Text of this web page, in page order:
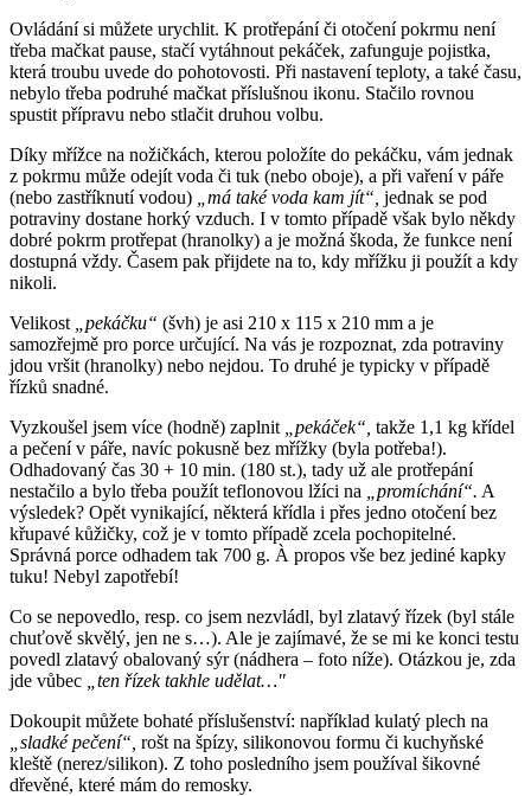
Ovládání si můžete urychlit. K protřepání či otočení pokrmu není
třeba mačkat pause, stačí vytáhnout pekáček, zafunguje pojistka,
která troubu uvede do pohotovosti. Při nastavení teploty, a také času,
nebylo třeba podruhé mačkat příslušnou ikonu. Stačilo rovnou
spustit přípravu nebo stlačit druhou volbu.
Díky mřížce na nožičkách, kterou položíte do pekáčku, vám jednak
z pokrmu může odejít voda či tuk (nebo oboje), a při vaření v páře
(nebo zastříknutí vodou) „má také voda kam jít“, jednak se pod
potraviny dostane horký vzduch. I v tomto případě však bylo někdy
dobré pokrm protřepat (hranolky) a je možná škoda, že funkce není
dostupná vždy. Časem pak přijdete na to, kdy mřížku ji použít a kdy
nikoli.
Velikost
„pekáčku“ (švh) je asi 210 x 115 x 210 mm a je
samozřejmě pro porce určující. Na vás je rozpoznat, zda potraviny
jdou vršit (hranolky) nebo nejdou. To druhé je typicky v případě
řízků snadné.
Vyzkoušel jsem více (hodně) zaplnit
„pekáček“, takže 1,1 kg křídel
a pečení v páře, navíc pokusně bez mřížky (byla potřeba!).
Odhadovaný čas 30 + 10 min. (180 st.), tady už ale protřepání
nestačilo a bylo třeba použít teflonovou lžíci na „promíchání“. A
výsledek? Opět vynikající, některá křídla i přes jedno otočení bez
křupavé kůžičky, což je v tomto případě zcela pochopitelné.
Správná porce odhadem tak 700 g. À propos vše bez jediné kapky
tuku! Nebyl zapotřebí!
Co se nepovedlo, resp. co jsem nezvládl, byl zlatavý řízek (byl stále
chuťově skvělý, jen ne s…). Ale je zajímavé, že se mi ke konci testu
povedl zlatavý obalovaný sýr (nádhera – foto níže). Otázkou je, zda
jde vůbec
„ten řízek takhle udělat…"
Dokoupit můžete bohaté příslušenství: například kulatý plech na
„sladké pečení“, rošt na špízy, silikonovou formu či kuchyňské
kleště (nerez/silikon). Z toho posledního jsem používal šikovné
dřevěné, které mám do remosky.